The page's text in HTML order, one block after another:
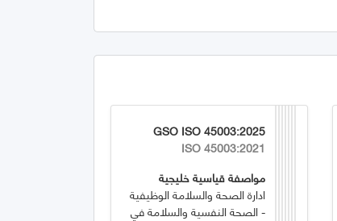
GSO ISO 45003:2025
ISO 45003:2021
مواصفة قياسية خليجية
ادارة الصحة والسلامة الوظيفية
- الصحة النفسية والسلامة في